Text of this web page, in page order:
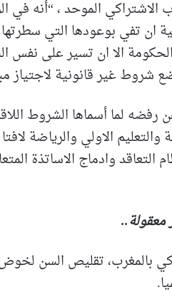
الاشتراكي الموحد ، “أنه في
ان تفي بوعودها التي
الا ان تسير على نفس
شروط غير قانونية لاجتياز
لما أسماها الشروط
والتعليم الاولي والرياضة
التعاقد وادماج الاساتذة
معقولة..